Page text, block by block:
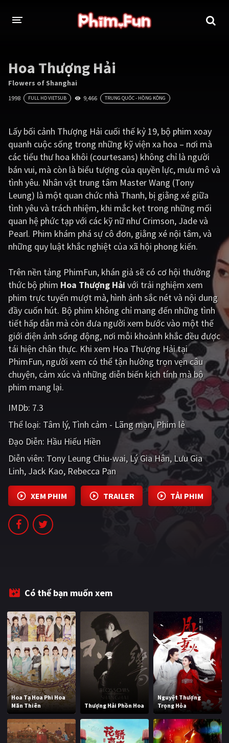
Thần thoại - Cổ trang
Tâm lý Chiến tranh
Kinh dị Tội phạm - Hình sự
Phiêu lưu Hài hước
Viễn tưởng Khoa học - Tài liệu
Hoạt hình Thể thao
Tình cảm - Lãng mạn Kỳ ảo
Giật gân Gia đình
Bí ẩn Lịch sử
Viễn Tây Tiểu sử
GameShow DramaTV
QUỐC GIA
Âu - Mỹ Trung Quốc - Hồng Kông
Hàn Quốc Nhật Bản
Việt Nam
Tổng hợp
CẬP NHẬT
PHIM MỚI
PHIM BỘ
PHIM LẺ
PHIM CHIẾU RẠP
Hoa Thượng Hải
Flowers of Shanghai
1998 FULL HD VIETSUB 9,466 TRUNG QUỐC - HỒNG KÔNG
Lấy bối cảnh Thượng Hải cuối thế kỷ 19, bộ phim xoay
quanh cuộc sống trong những kỹ viện xa hoa – nơi mà
các tiểu thư hoa khôi (courtesans) không chỉ là người
bán vui, mà còn là biểu tượng của quyền lực, mưu mô và
tình yêu. Nhân vật trung tâm Master Wang (Tony
Leung) là một quan chức nhà Thanh, bị giằng xé giữa
tình yêu và trách nhiệm, khi mắc kẹt trong những mối
quan hệ phức tạp với các kỹ nữ như Crimson, Jade và
Pearl. Phim khám phá sự cô đơn, giằng xé nội tâm, và
những quy luật khắc nghiệt của xã hội phong kiến.
Trên nền tảng PhimFun, khán giả sẽ có cơ hội thưởng
thức bộ phim Hoa Thượng Hải với trải nghiệm xem
phim trực tuyến mượt mà, hình ảnh sắc nét và nội dung
đầy cuốn hút. Bộ phim không chỉ mang đến những tình
tiết hấp dẫn mà còn đưa người xem bước vào một thế
giới điện ảnh sống động, nơi mỗi khoảnh khắc đều được
tái hiện chân thực. Khi xem Hoa Thượng Hải tại
PhimFun, người xem có thể tận hưởng trọn vẹn câu
chuyện, cảm xúc và những diễn biến kịch tính mà bộ
phim mang lại.
IMDb: 7.3
Thể loại: Tâm lý Tình cảm - Lãng mạn Phim lẻ
Đạo Diễn: Hầu Hiếu Hiền
Diễn viên: Tony Leung Chiu-wai Lý Gia Hân Lưu Gia
Linh Jack Kao Rebecca Pan
XEM PHIM TRAILER TẢI PHIM
Có thể bạn muốn xem
Hoa Tạ Hoa Phi Hoa
Mãn Thiên
Thượng Hải Phồn Hoa
Nguyệt Thượng
Trọng Hỏa